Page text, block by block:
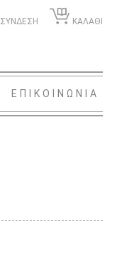
ΣΥΝΔΕΣΗ ΚΑΛΑΘΙ
ΕΠΙΚΟΙΝΩΝΙΑ